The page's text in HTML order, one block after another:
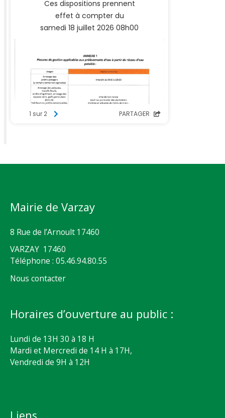
Mairie de Varzay
8 Rue de l’Arnoult 17460
VARZAY 17460
Téléphone : 05.46.94.80.55
Nous contacter
Horaires d’ouverture au public :
Lundi de 13H 30 à 18 H
Mardi et Mercredi de 14 H à 17H,
Vendredi de 9H à 12H